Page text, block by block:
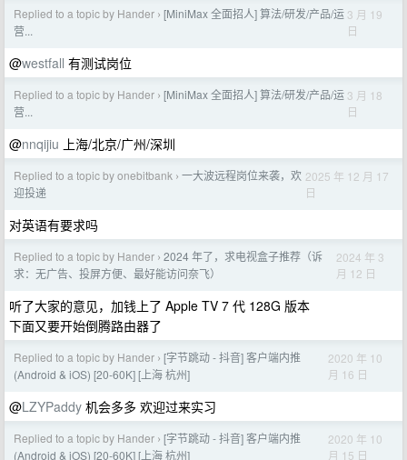
Replied to a topic by Hander › [MiniMax 全面招人] 算法/研发/产品/运
营...
3 月 19
日
@westfall 有测试岗位
Replied to a topic by Hander › [MiniMax 全面招人] 算法/研发/产品/运
营...
3 月 18
日
@nnqijiu 上海/北京/广州/深圳
Replied to a topic by onebitbank › 一大波远程岗位来袭，欢
迎投递
2025 年 12 月 17
日
对英语有要求吗
Replied to a topic by Hander › 2024 年了，求电视盒子推荐（诉
求：无广告、投屏方便、最好能访问奈飞）
2024 年 3
月 12 日
听了大家的意见，加钱上了 Apple TV 7 代 128G 版本
下面又要开始倒腾路由器了
Replied to a topic by Hander › [字节跳动 - 抖音] 客户端内推
(Android & iOS) [20-60K] [上海 杭州]
2020 年 10
月 16 日
@LZYPaddy 机会多多 欢迎过来实习
Replied to a topic by Hander › [字节跳动 - 抖音] 客户端内推
(Android & iOS) [20-60K] [上海 杭州]
2020 年 10
月 15 日